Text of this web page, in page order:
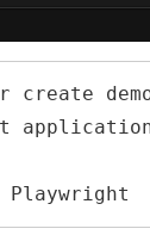
create